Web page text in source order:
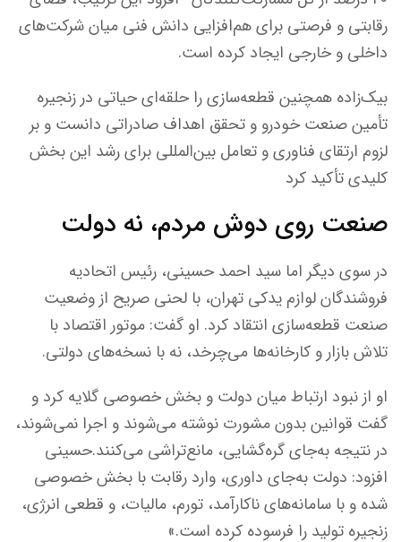
رقابتی و فرصتی برای هم‌افزایی دانش فنی میان شرکت‌های
داخلی و خارجی ایجاد کرده است.
بیک‌زاده همچنین قطعه‌سازی را حلقه‌ای حیاتی در زنجیره
تأمین صنعت خودرو و تحقق اهداف صادراتی دانست و بر
لزوم ارتقای فناوری و تعامل بین‌المللی برای رشد این بخش
کلیدی تأکید کرد
صنعت روی دوش مردم، نه دولت
در سوی دیگر اما سید احمد حسینی، رئیس اتحادیه
فروشندگان لوازم یدکی تهران، با لحنی صریح از وضعیت
صنعت قطعه‌سازی انتقاد کرد. او گفت: موتور اقتصاد با
تلاش بازار و کارخانه‌ها می‌چرخد، نه با نسخه‌های دولتی.
او از نبود ارتباط میان دولت و بخش خصوصی گلایه کرد و
گفت قوانین بدون مشورت نوشته می‌شوند و اجرا نمی‌شوند،
در نتیجه به‌جای گره‌گشایی، مانع‌تراشی می‌کنند.حسینی
افزود: دولت به‌جای داوری، وارد رقابت با بخش خصوصی
شده و با سامانه‌های ناکارآمد، تورم، مالیات، و قطعی انرژی،
زنجیره تولید را فرسوده کرده است.»